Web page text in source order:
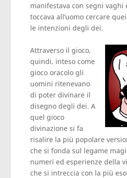
manifestava con segni vaghi
toccava all’uomo cercare
le intenzioni degli dei.
Attraverso il gioco,
quindi, inteso come
gioco oracolo gli
uomini ritenevano
di poter divinare il
disegno degli dei. A
quel gioco
divinazione si fa
risalire la più popolare
che si fonda sul legame
numeri ed esperienze della
che si intreccia con la più